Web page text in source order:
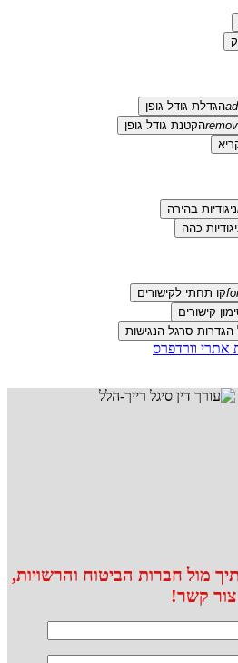
הגדלת גודל גופן
הקטנת גודל גופן
ניגודיות בהירה
כהה
קו תחתי לקישורים
קישורים
הגדרות סרגל הנגישות
מול חברות הביטוח והרשויות,
צור קשר!